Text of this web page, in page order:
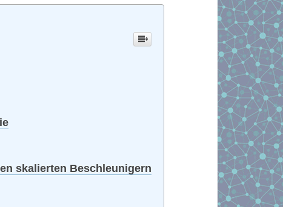
skalierten Beschleunigern